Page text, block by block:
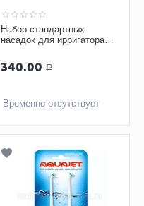
Набор стандартных
насадок для ирригатора
SA01), 2 шт
340.00 Р
Временно отсутствует